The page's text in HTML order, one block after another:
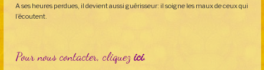
A ses heures perdues, il devient aussi guérisseur: il soigne les maux de ceux qui
l’écoutent.
Pour nous contacter, cliquezici.